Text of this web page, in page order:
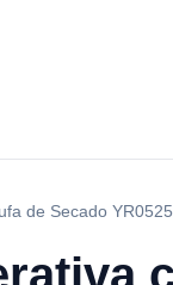
de Secado